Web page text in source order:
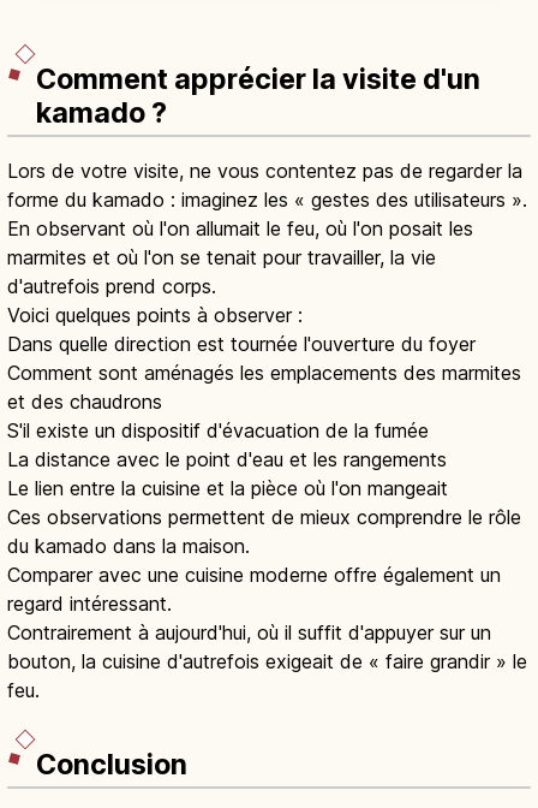
Comment apprécier la visite d'un
kamado ?
Lors de votre visite, ne vous contentez pas de regarder la
forme du kamado : imaginez les « gestes des utilisateurs ».
En observant où l'on allumait le feu, où l'on posait les
marmites et où l'on se tenait pour travailler, la vie
d'autrefois prend corps.
Voici quelques points à observer :
Dans quelle direction est tournée l'ouverture du foyer
Comment sont aménagés les emplacements des marmites
et des chaudrons
S'il existe un dispositif d'évacuation de la fumée
La distance avec le point d'eau et les rangements
Le lien entre la cuisine et la pièce où l'on mangeait
Ces observations permettent de mieux comprendre le rôle
du kamado dans la maison.
Comparer avec une cuisine moderne offre également un
regard intéressant.
Contrairement à aujourd'hui, où il suffit d'appuyer sur un
bouton, la cuisine d'autrefois exigeait de « faire grandir » le
feu.
Conclusion